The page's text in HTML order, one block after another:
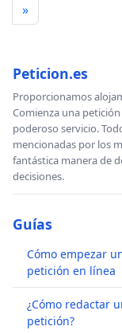
»
Peticion.es
Proporcionamos
Comienza una
poderoso servicio.
mencionadas por los
fantástica manera de
decisiones.
Guías
Cómo empezar
petición en línea
¿Cómo redactar
petición?